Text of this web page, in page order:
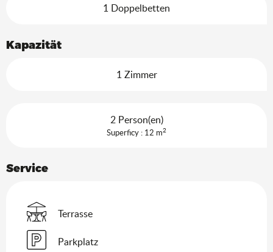
1 Doppelbetten
Kapazität
1 Zimmer
2 Person(en)
Superficy : 12 m2
Service
Terrasse
Parkplatz